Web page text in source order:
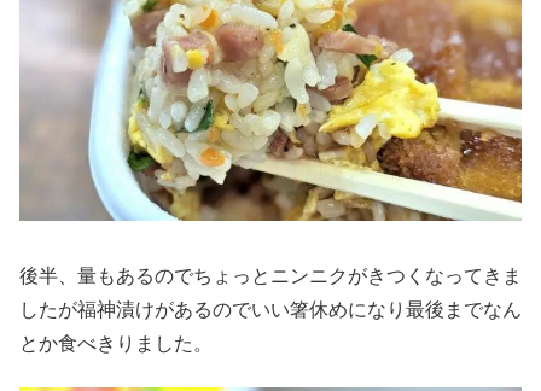
後半、量もあるのでちょっとニンニクがきつくなってきま
したが福神漬けがあるのでいい箸休めになり最後までなん
とか食べきりました。